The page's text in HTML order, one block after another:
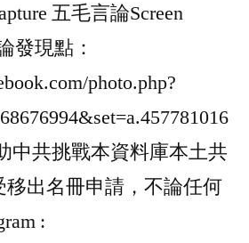
五毛言論Screen
發現點：
photo.php?
中共挑戰本資料庫本土共
移出名冊申請，不論任何
: